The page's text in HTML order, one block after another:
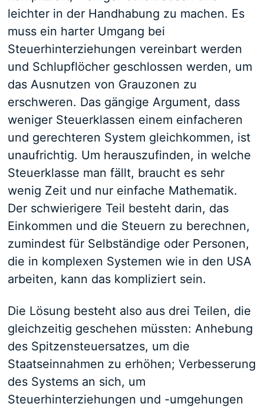
leichter in der Handhabung zu machen. Es
muss ein harter Umgang bei
Steuerhinterziehungen vereinbart werden
und Schlupflöcher geschlossen werden, um
das Ausnutzen von Grauzonen zu
erschweren. Das gängige Argument, dass
weniger Steuerklassen einem einfacheren
und gerechteren System gleichkommen, ist
unaufrichtig. Um herauszufinden, in welche
Steuerklasse man fällt, braucht es sehr
wenig Zeit und nur einfache Mathematik.
Der schwierigere Teil besteht darin, das
Einkommen und die Steuern zu berechnen,
zumindest für Selbständige oder Personen,
die in komplexen Systemen wie in den USA
arbeiten, kann das kompliziert sein.
Die Lösung besteht also aus drei Teilen, die
gleichzeitig geschehen müssten: Anhebung
des Spitzensteuersatzes, um die
Staatseinnahmen zu erhöhen; Verbesserung
des Systems an sich, um
Steuerhinterziehungen und -umgehungen